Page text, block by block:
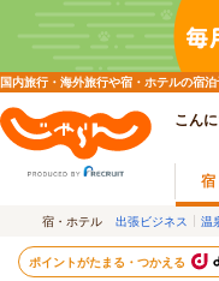
国内旅行・海外旅行や宿・ホテルの宿
こん
宿
宿・ホテル 出張ビジネス 温
ポイントがたまる・つかえる